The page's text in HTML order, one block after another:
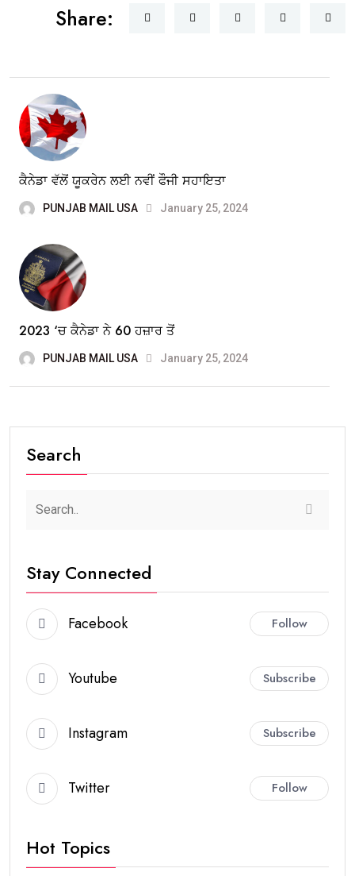
Share:
ਕੈਨੇਡਾ ਵੱਲੋਂ ਯੂਕਰੇਨ ਲਈ ਨਵੀਂ ਫੌਜੀ ਸਹਾਇਤਾ
PUNJAB MAIL USA January 25, 2024
2023 ‘ਚ ਕੈਨੇਡਾ ਨੇ 60 ਹਜ਼ਾਰ ਤੋਂ
PUNJAB MAIL USA January 25, 2024
Search
Stay Connected
Facebook Follow
Youtube Subscribe
Instagram Subscribe
Twitter Follow
Hot Topics